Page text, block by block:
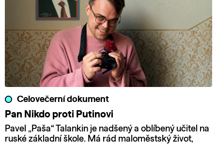
Celovečerní dokument
Pan Nikdo proti Putinovi
Pavel „Paša“ Talankin je nadšený a oblíbený učitel na
ruské základní škole. Má rád maloměstský život,